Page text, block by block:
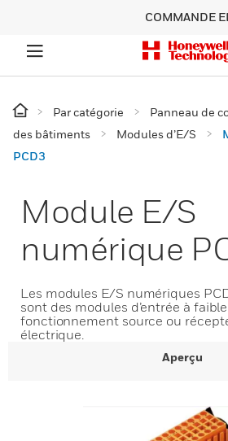
COMMANDE
Par catégorie Panneau de
des bâtiments
Modules d’E/S
PCD3
Module E/S
numérique
Les modules E/S numériques
sont des modules d’entrée à
fonctionnement source ou
électrique.
Aperçu